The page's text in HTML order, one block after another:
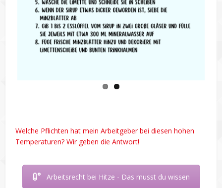
Welche Pflichten hat mein Arbeitgeber bei diesen hohen
Temperaturen? Wir geben die Antwort!
Arbeitsrecht bei Hitze - Das musst du wissen